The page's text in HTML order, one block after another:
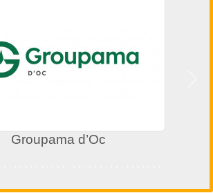
Groupama d’Oc